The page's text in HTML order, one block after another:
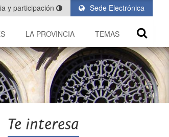
Sede Electrónica
y participación
LA PROVINCIA TEMAS
Te interesa